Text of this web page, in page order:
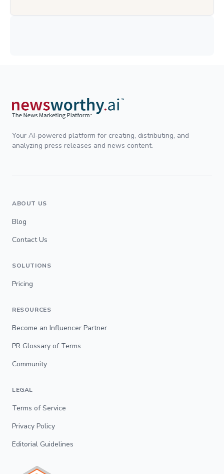
Your AI-powered platform for creating, distributing, and
analyzing press releases and news content.
ABOUT US
Blog
Contact Us
SOLUTIONS
Pricing
RESOURCES
Become an Influencer Partner
PR Glossary of Terms
Community
LEGAL
Terms of Service
Privacy Policy
Editorial Guidelines